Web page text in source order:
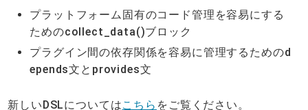
プラットフォーム固有のコード管理を容易にする
ためのcollect_data()ブロック
プラグイン間の依存関係を容易に管理するためのd
epends文とprovides文
新しいDSLについてはこちら をご覧ください。